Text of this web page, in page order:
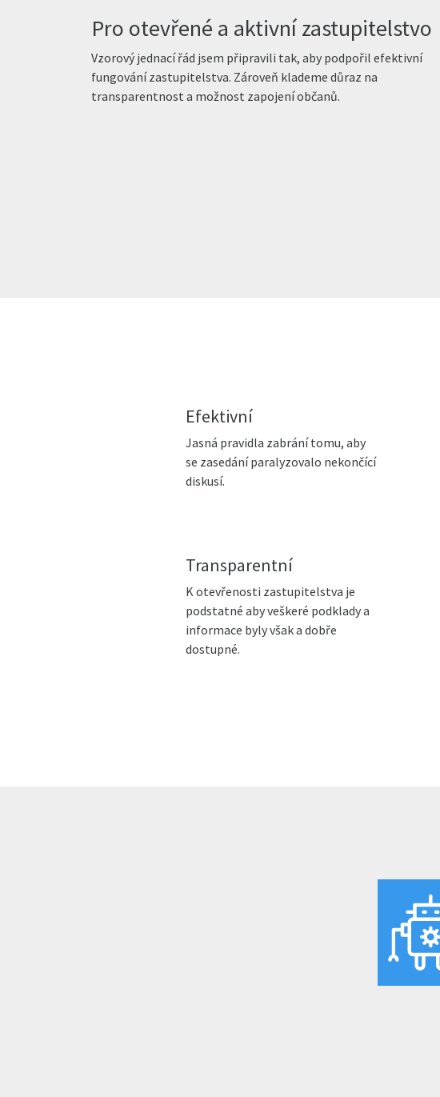
Pro otevřené a aktivní zastupitelstvo
Vzorový jednací řád jsem připravili tak, aby podpořil efektivní
fungování zastupitelstva. Zároveň klademe důraz na
transparentnost a možnost zapojení občanů.
Efektivní
Jasná pravidla zabrání tomu, aby
se zasedání paralyzovalo nekončící
diskusí.
Transparentní
K otevřenosti zastupitelstva je
podstatné aby veškeré podklady a
informace byly však a dobře
dostupné.